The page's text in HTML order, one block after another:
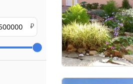
₽